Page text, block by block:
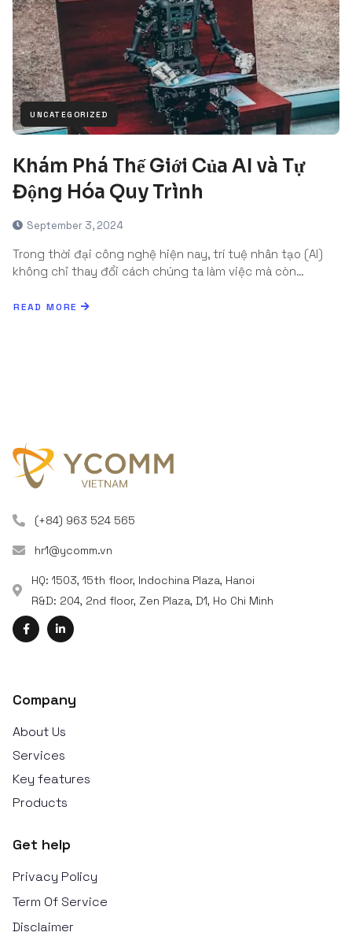
UNCATEGORIZED
Khám Phá Thế Giới Của AI và Tự
Động Hóa Quy Trình
September 3, 2024
Trong thời đại công nghệ hiện nay, trí tuệ nhân tạo (AI)
không chỉ thay đổi cách chúng ta làm việc mà còn…
READ MORE
(+84) 963 524 565
hr1@ycomm.vn
HQ: 1503, 15th floor, Indochina Plaza, Hanoi
R&D: 204, 2nd floor, Zen Plaza, D1, Ho Chi Minh
Company
About Us
Services
Key features
Products
Get help
Privacy Policy
Term Of Service
Disclaimer